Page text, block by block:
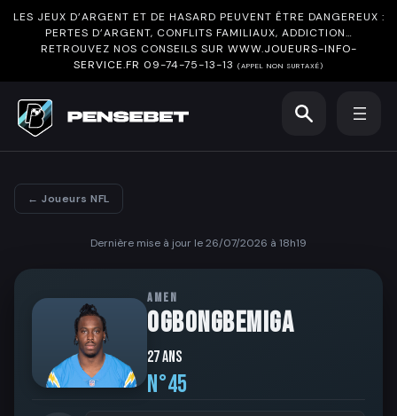
LES JEUX D’ARGENT ET DE HASARD PEUVENT ÊTRE DANGEREUX :
PERTES D’ARGENT, CONFLITS FAMILIAUX, ADDICTION…
RETROUVEZ NOS CONSEILS SUR WWW.JOUEURS-INFO-
SERVICE.FR 09-74-75-13-13 (APPEL NON SURTAXÉ)
← Joueurs NFL
Dernière mise à jour le 26/07/2026 à 18h19
AMEN
OGBONGBEMIGA
27 ans
N°45